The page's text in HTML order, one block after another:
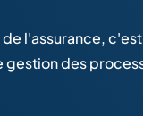
l'assurance,
des